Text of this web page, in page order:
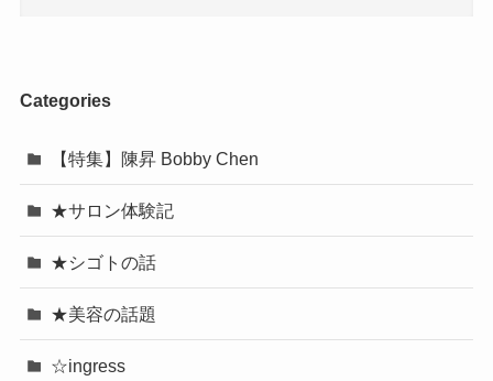
Categories
【特集】陳昇 Bobby Chen
★サロン体験記
★シゴトの話
★美容の話題
☆ingress